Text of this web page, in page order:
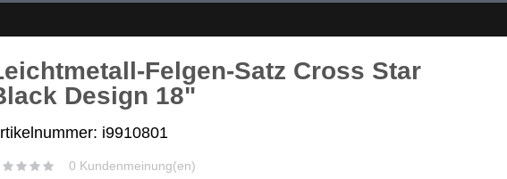
Felgen-Satz Cross Star
Design 18"
i9910801
0 Kundenmeinung(en)